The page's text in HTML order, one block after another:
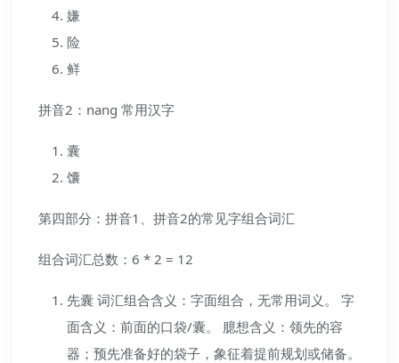
嫌
险
鲜
拼音2：nang 常用汉字
囊
馕
第四部分：拼音1、拼音2的常见字组合词汇
组合词汇总数：6 * 2 = 12
先囊 词汇组合含义：字面组合，无常用词义。 字
面含义：前面的口袋/囊。 臆想含义：领先的容
器；预先准备好的袋子，象征着提前规划或储备。